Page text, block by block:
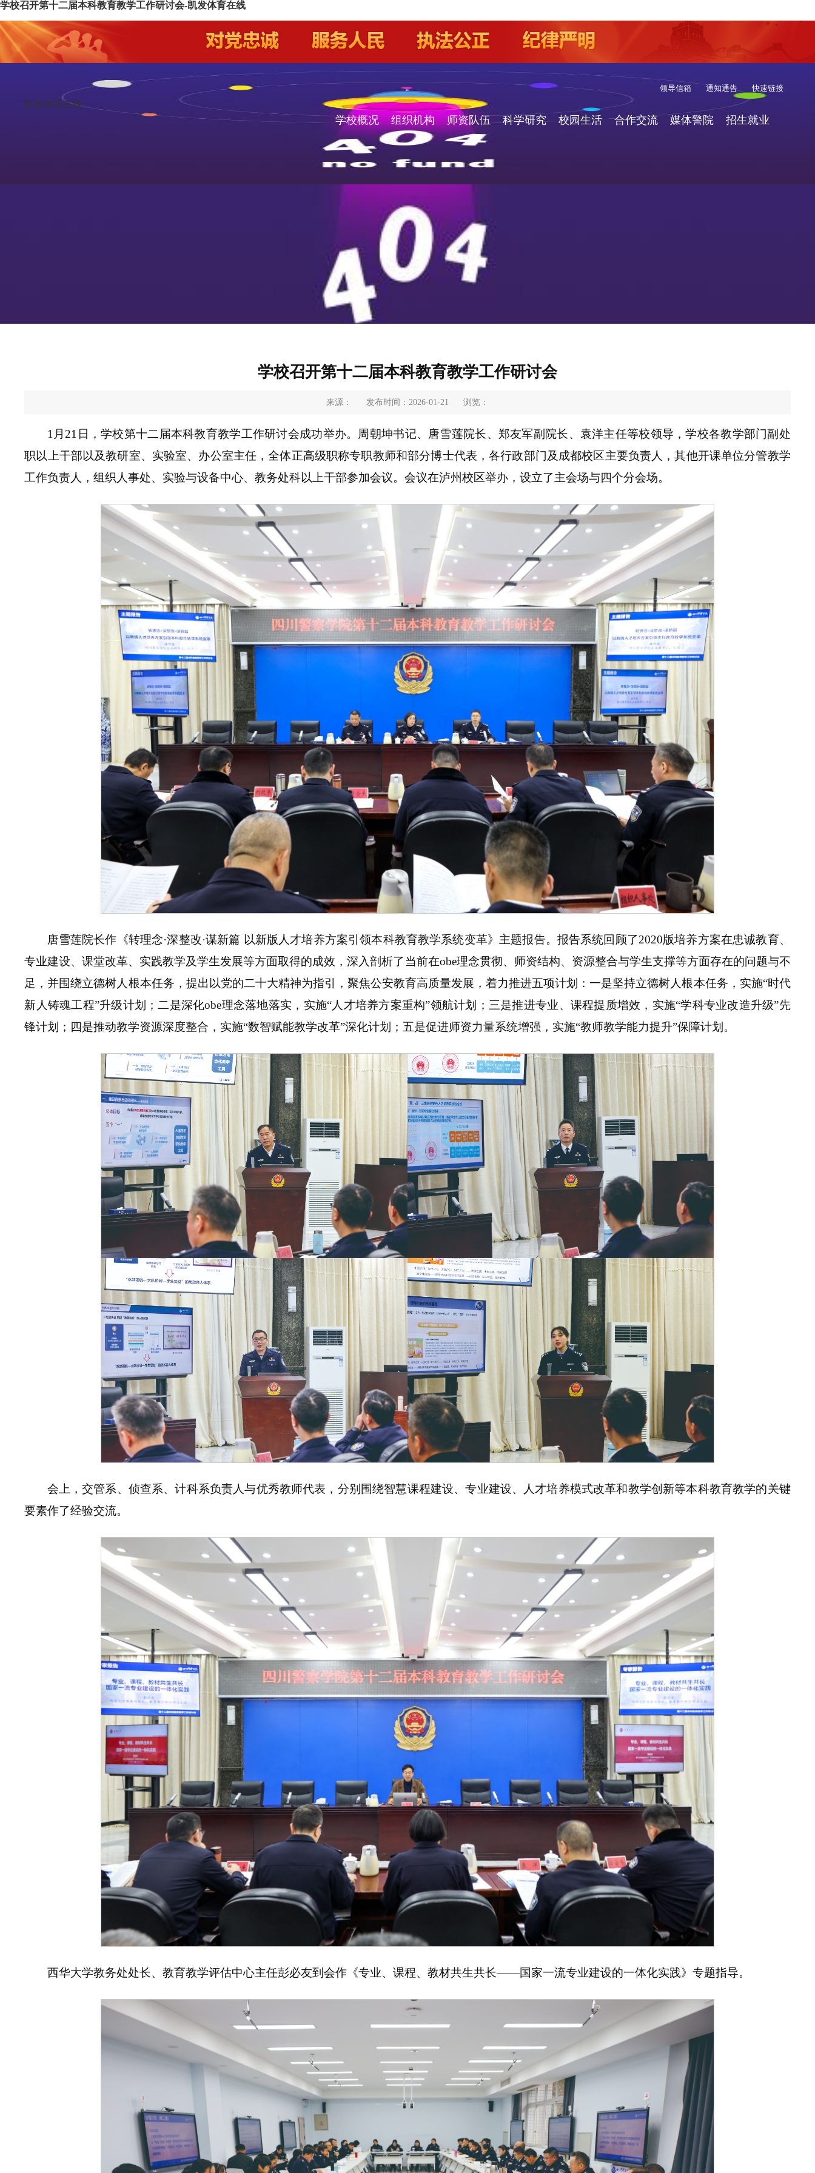
学校召开第十二届本科教育教学工作研讨会-凯发体育在线
凯发体育在线
领导信箱 通知通告 快速链接
学校概况 组织机构 师资队伍 科学研究 校园生活 合作交流 媒体警院 招生就业
学校召开第十二届本科教育教学工作研讨会
来源： 发布时间：2026-01-21 浏览：
1月21日，学校第十二届本科教育教学工作研讨会成功举办。周朝坤书记、唐雪莲院长、郑友军副院长、袁洋主任等校领导，学校各教学部门副处
职以上干部以及教研室、实验室、办公室主任，全体正高级职称专职教师和部分博士代表，各行政部门及成都校区主要负责人，其他开课单位分管教学
工作负责人，组织人事处、实验与设备中心、教务处科以上干部参加会议。会议在泸州校区举办，设立了主会场与四个分会场。
唐雪莲院长作《转理念·深整改·谋新篇 以新版人才培养方案引领本科教育教学系统变革》主题报告。报告系统回顾了2020版培养方案在忠诚教育、
专业建设、课堂改革、实践教学及学生发展等方面取得的成效，深入剖析了当前在obe理念贯彻、师资结构、资源整合与学生支撑等方面存在的问题与不
足，并围绕立德树人根本任务，提出以党的二十大精神为指引，聚焦公安教育高质量发展，着力推进五项计划：一是坚持立德树人根本任务，实施“时代
新人铸魂工程”升级计划；二是深化obe理念落地落实，实施“人才培养方案重构”领航计划；三是推进专业、课程提质增效，实施“学科专业改造升级”先
锋计划；四是推动教学资源深度整合，实施“数智赋能教学改革”深化计划；五是促进师资力量系统增强，实施“教师教学能力提升”保障计划。
会上，交管系、侦查系、计科系负责人与优秀教师代表，分别围绕智慧课程建设、专业建设、人才培养模式改革和教学创新等本科教育教学的关键
要素作了经验交流。
西华大学教务处处长、教育教学评估中心主任彭必友到会作《专业、课程、教材共生共长——国家一流专业建设的一体化实践》专题指导。